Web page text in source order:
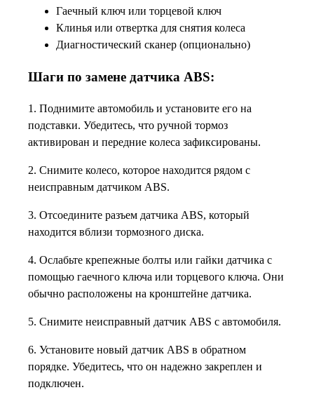
Гаечный ключ или торцевой ключ
Клинья или отвертка для снятия колеса
Диагностический сканер (опционально)
Шаги по замене датчика ABS:
1. Поднимите автомобиль и установите его на
подставки. Убедитесь, что ручной тормоз
активирован и передние колеса зафиксированы.
2. Снимите колесо, которое находится рядом с
неисправным датчиком ABS.
3. Отсоедините разъем датчика ABS, который
находится вблизи тормозного диска.
4. Ослабьте крепежные болты или гайки датчика с
помощью гаечного ключа или торцевого ключа. Они
обычно расположены на кронштейне датчика.
5. Снимите неисправный датчик ABS с автомобиля.
6. Установите новый датчик ABS в обратном
порядке. Убедитесь, что он надежно закреплен и
подключен.